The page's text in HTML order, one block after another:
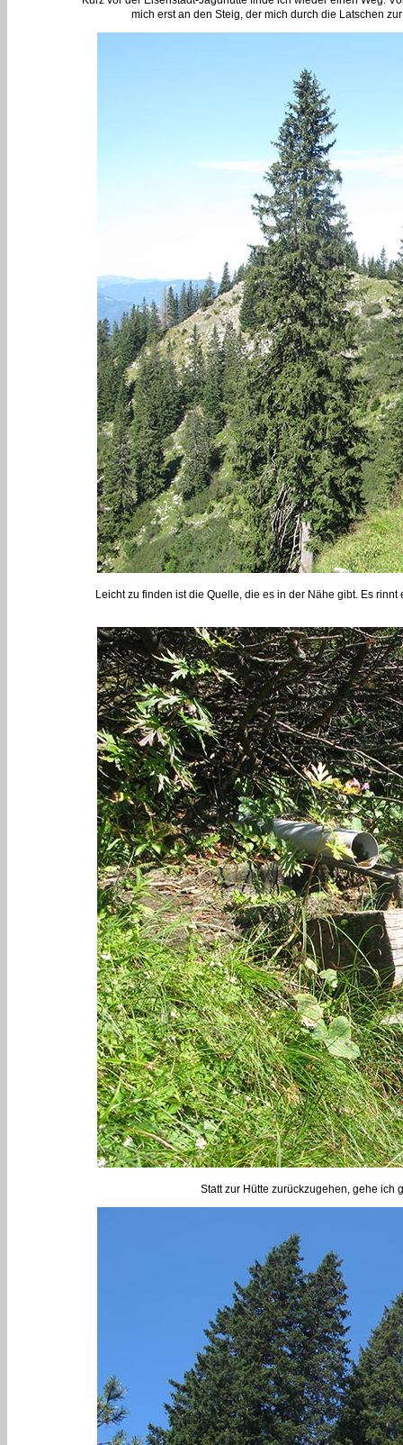
mich erst an den Steig, der mich durch die Latschen
Leicht zu finden ist die Quelle, die es in der Nähe gibt. Es
Statt zur Hütte zurückzugehen, gehe ich